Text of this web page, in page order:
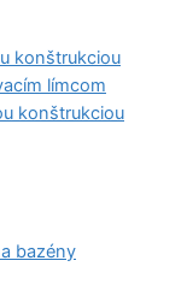
konštrukciou
límcom
konštrukciou
bazény